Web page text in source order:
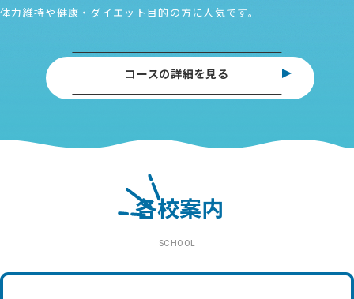
体力維持や健康・ダイエット目的の方に人気です。
コースの詳細を見る
各校案内
SCHOOL